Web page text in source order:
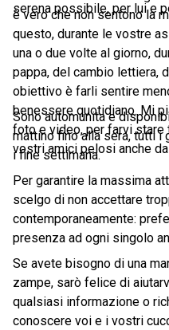
serena possibile, per lui e
è vero che non sentono la
questo, durante le vostre
una o due volte al giorno,
pappa, del cambio lettiera,
obiettivo è farli sentire
benessere quotidiano. Mi
foto e video, per farvi
vostri amici pelosi anche
Sono automunita e
mattino fino alla sera, tutti i
i fine settimana.
Per garantire la massima
scelgo di non accettare
contemporaneamente:
presenza ad ogni singolo
Se avete bisogno di una
zampe, sarò felice di
qualsiasi informazione o
conoscere voi e i vostri